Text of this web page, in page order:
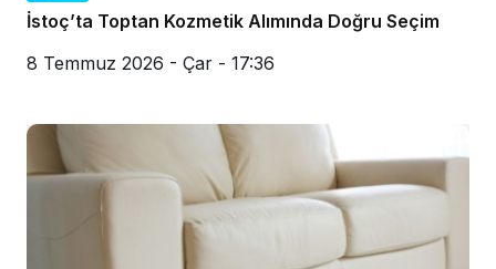
İstoç’ta Toptan Kozmetik Alımında Doğru Seçim
8 Temmuz 2026 - Çar - 17:36